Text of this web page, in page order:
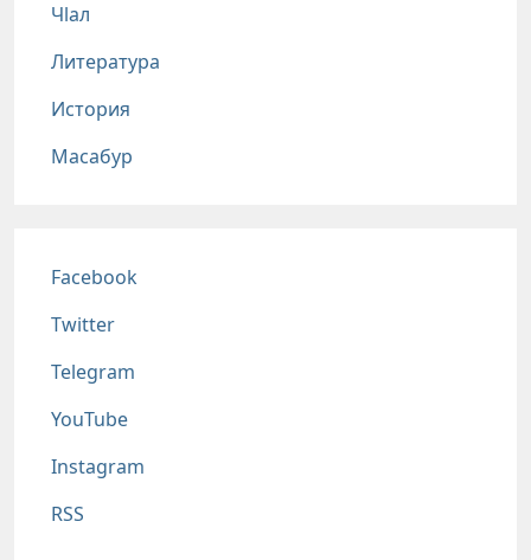
Чlал
Литература
История
Масабур
Соц сети
Facebook
Twitter
Telegram
YouTube
Instagram
RSS